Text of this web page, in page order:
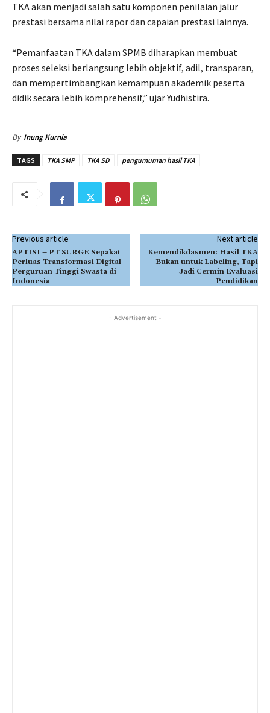
TKA akan menjadi salah satu komponen penilaian jalur
prestasi bersama nilai rapor dan capaian prestasi lainnya.
“Pemanfaatan TKA dalam SPMB diharapkan membuat
proses seleksi berlangsung lebih objektif, adil, transparan,
dan mempertimbangkan kemampuan akademik peserta
didik secara lebih komprehensif,” ujar Yudhistira.
By Inung Kurnia
TAGS TKA SMP TKA SD pengumuman hasil TKA
Previous article
APTISI – PT SURGE Sepakat
Perluas Transformasi Digital
Perguruan Tinggi Swasta di
Indonesia
Next article
Kemendikdasmen: Hasil TKA
Bukan untuk Labeling, Tapi
Jadi Cermin Evaluasi
Pendidikan
- Advertisement -